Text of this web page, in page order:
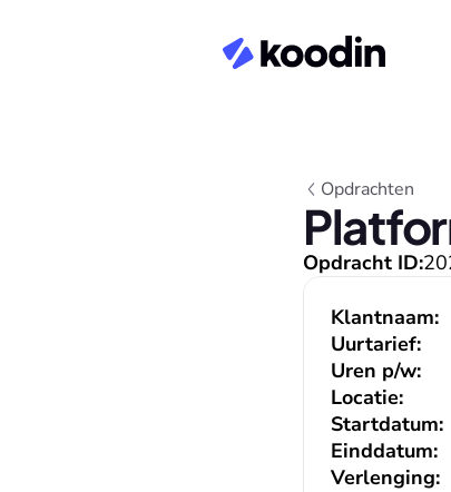
Opdrachten
Opdracht ID:
Startdatum:
Einddatum:
Verlenging:
Klantnaam:
Uurtarief:
Uren p/w:
Locatie: